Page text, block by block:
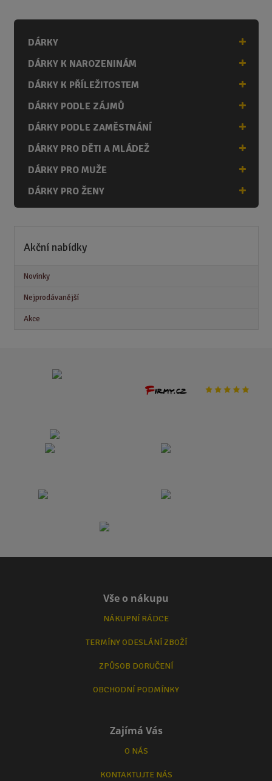
DÁRKY
DÁRKY K NAROZENINÁM
DÁRKY K PŘÍLEŽITOSTEM
DÁRKY PODLE ZÁJMŮ
DÁRKY PODLE ZAMĚSTNÁNÍ
DÁRKY PRO DĚTI A MLÁDEŽ
DÁRKY PRO MUŽE
DÁRKY PRO ŽENY
Akční nabídky
Novinky
Nejprodávanější
Akce
Vše o nákupu
NÁKUPNÍ RÁDCE
TERMÍNY ODESLÁNÍ ZBOŽÍ
ZPŮSOB DORUČENÍ
OBCHODNÍ PODMÍNKY
Zajímá Vás
O NÁS
KONTAKTUJTE NÁS